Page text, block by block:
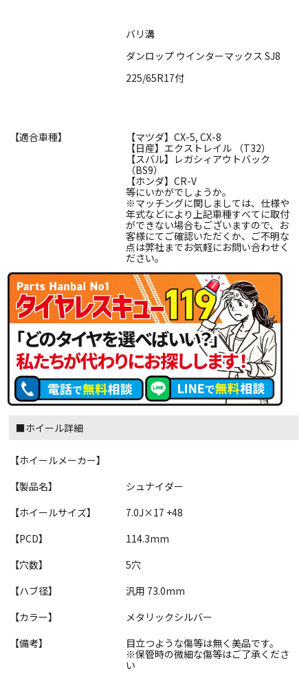
バリ溝
ダンロップ ウインターマックス SJ8
225/65R17付
【適合車種】
【マツダ】CX-5, CX-8
【日産】エクストレイル （T32）
【スバル】レガシィアウトバック
（BS9）
【ホンダ】CR-V
等にいかがでしょうか。
※マッチングに関しましては、仕様や
年式などにより上記車種すべてに取付
ができない場合もございますので、お
客様にてご確認いただくか、ご不明な
点は弊社までお気軽にお問い合わせく
ださい。
■ホイール詳細
【ホイールメーカー】
【製品名】
シュナイダー
【ホイールサイズ】
7.0J×17 +48
【PCD】
114.3mm
【穴数】
5穴
【ハブ径】
汎用 73.0mm
【カラー】
メタリックシルバー
【備考】
目立つような傷等は無く美品です。
※保管時の微細な傷等はご了承くださ
い